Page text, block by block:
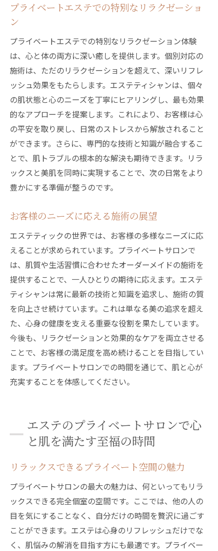
プライベートエステでの特別なリラクゼーショ
ン
プライベートエステでの特別なリラクゼーション体験
は、心と体の両方に深い癒しを提供します。個別対応の
施術は、ただのリラクゼーションを超えて、深いリフレ
ッシュ効果をもたらします。エステティシャンは、個々
の肌状態と心のニーズを丁寧にヒアリングし、最も効果
的なアプローチを提案します。これにより、お客様は心
の平安を取り戻し、日常のストレスから解放されること
ができます。さらに、専門的な技術と知識が融合するこ
とで、肌トラブルの根本的な解決も期待できます。リラ
ックスと美肌を同時に実現することで、次の日常をより
豊かにする準備が整うのです。
お客様のニーズに応える施術の展望
エステティックの世界では、お客様の多様なニーズに応
えることが求められています。プライベートサロンで
は、肌質や生活習慣に合わせたオーダーメイドの施術を
提供することで、一人ひとりの期待に応えます。エステ
ティシャンは常に最新の技術と知識を追求し、施術の質
を向上させ続けています。これは単なる美の追求を超え
た、心身の健康を支える重要な役割を果たしています。
今後も、リラクゼーションと効果的なケアを両立させる
ことで、お客様の満足度を高め続けることを目指してい
ます。プライベートサロンでの時間を通じて、肌と心が
充実することを体感してください。
エステのプライベートサロンで心
と肌を満たす至福の時間
リラックスできるプライベート空間の魅力
プライベートサロンの最大の魅力は、何といってもリラ
ックスできる完全個室の空間です。ここでは、他の人の
目を気にすることなく、自分だけの時間を贅沢に過ごす
ことができます。エステは心身のリフレッシュだけでな
く、肌悩みの解消を目指す方にも最適です。プライベー